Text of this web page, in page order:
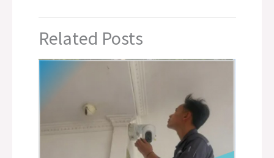
Related Posts